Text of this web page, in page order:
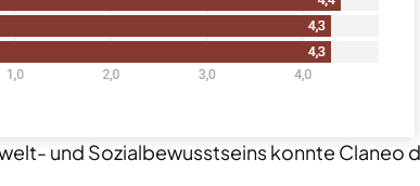
und Sozialbewusstseins konnte Claneo